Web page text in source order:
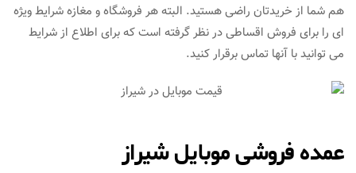
هم شما از خریدتان راضی هستید. البته هر فروشگاه و مغازه شرایط ویژه
ای را برای فروش اقساطی در نظر گرفته است که برای اطلاع از شرایط
می توانید با آنها تماس برقرار کنید.
عمده فروشی موبایل شیراز